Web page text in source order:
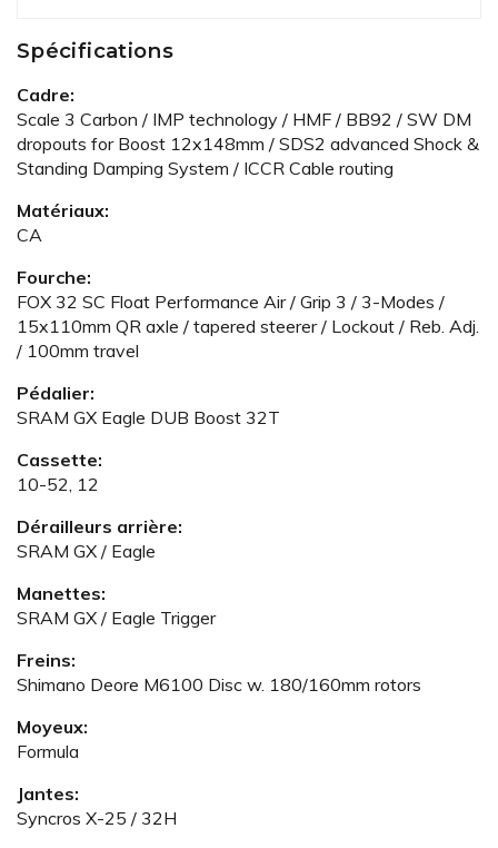
Spécifications
Cadre:
Scale 3 Carbon / IMP technology / HMF / BB92 / SW DM
dropouts for Boost 12x148mm / SDS2 advanced Shock &
Standing Damping System / ICCR Cable routing
Matériaux:
CA
Fourche:
FOX 32 SC Float Performance Air / Grip 3 / 3-Modes /
15x110mm QR axle / tapered steerer / Lockout / Reb. Adj.
/ 100mm travel
Pédalier:
SRAM GX Eagle DUB Boost 32T
Cassette:
10-52, 12
Dérailleurs arrière:
SRAM GX / Eagle
Manettes:
SRAM GX / Eagle Trigger
Freins:
Shimano Deore M6100 Disc w. 180/160mm rotors
Moyeux:
Formula
Jantes:
Syncros X-25 / 32H